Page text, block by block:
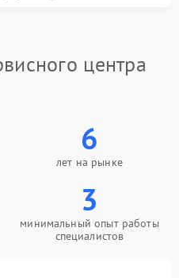
центра
6
лет на рынке
3
минимальный опыт работы
специалистов